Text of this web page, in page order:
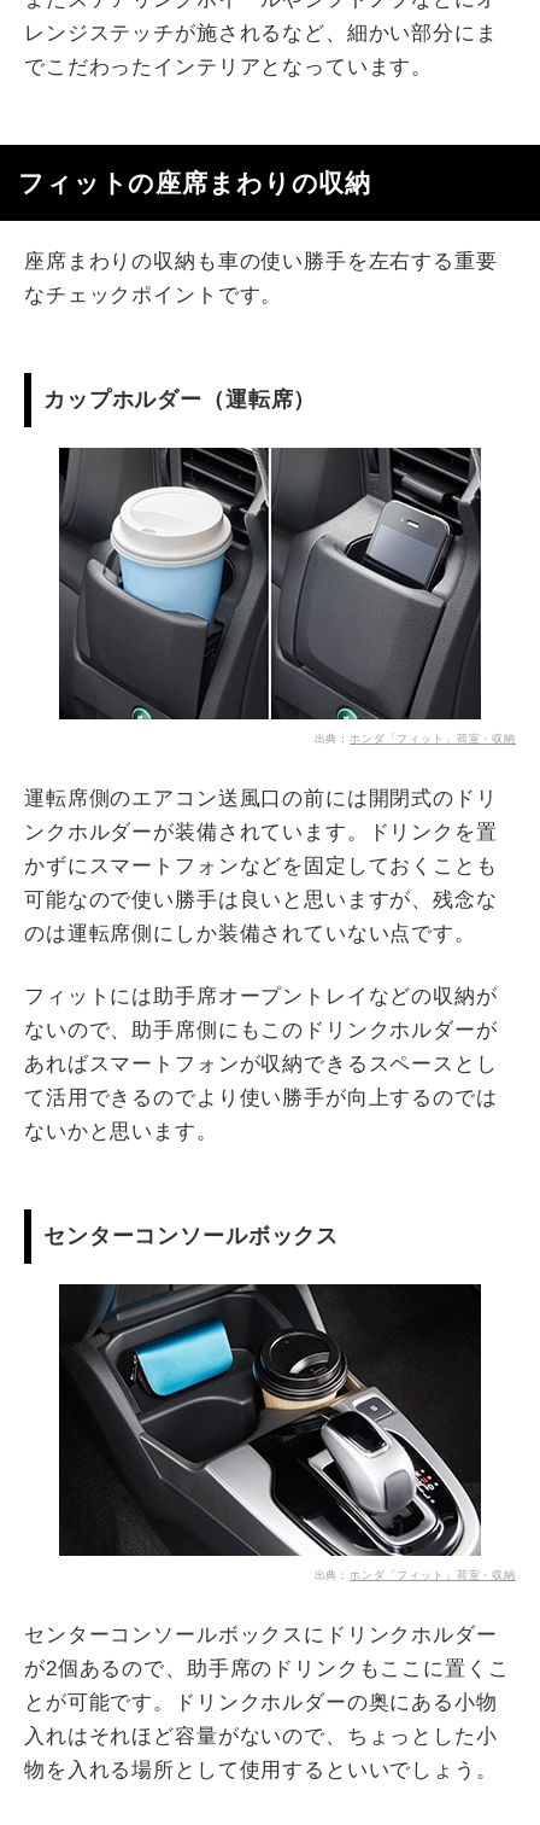
レンジステッチが施されるなど、細かい部分にま
でこだわったインテリアとなっています。
フィットの座席まわりの収納
座席まわりの収納も車の使い勝手を左右する重要
なチェックポイントです。
カップホルダー（運転席）
出典： ホンダ「フィット」荷室・収納
運転席側のエアコン送風口の前には開閉式のドリ
ンクホルダーが装備されています。ドリンクを置
かずにスマートフォンなどを固定しておくことも
可能なので使い勝手は良いと思いますが、残念な
のは運転席側にしか装備されていない点です。
フィットには助手席オープントレイなどの収納が
ないので、助手席側にもこのドリンクホルダーが
あればスマートフォンが収納できるスペースとし
て活用できるのでより使い勝手が向上するのでは
ないかと思います。
センターコンソールボックス
出典： ホンダ「フィット」荷室・収納
センターコンソールボックスにドリンクホルダー
が2個あるので、助手席のドリンクもここに置くこ
とが可能です。ドリンクホルダーの奥にある小物
入れはそれほど容量がないので、ちょっとした小
物を入れる場所として使用するといいでしょう。